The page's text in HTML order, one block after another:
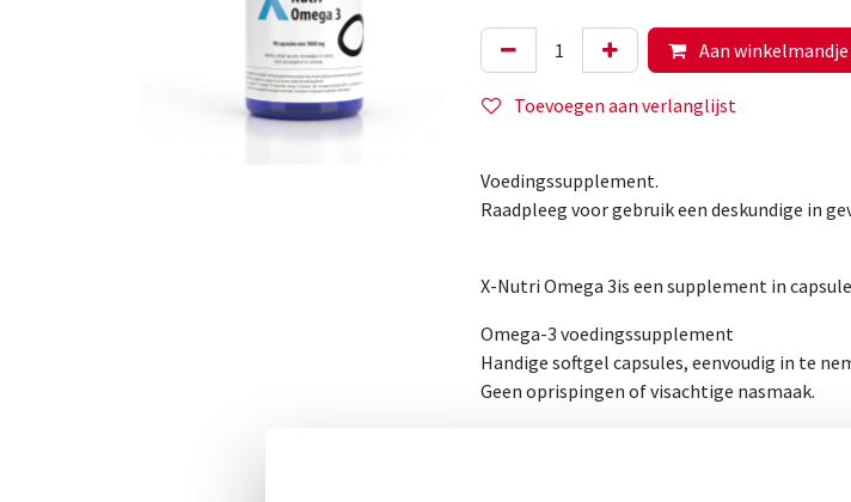
Aan
Toevoegen aan verlanglijst
Voedingssupplement.
Raadpleeg voor gebruik een deskundige in
X-Nutri Omega 3is een supplement in
Omega-3 voedingssupplement
Handige softgel capsules, eenvoudig in te
Geen oprispingen of visachtige nasmaak.
De bekendste omega 3-vetzuren zijn